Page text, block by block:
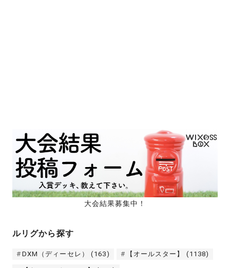
大会結果募集中！
ルリグから探す
DXM（ディーセレ） (163) 【オールスター】 (1138)